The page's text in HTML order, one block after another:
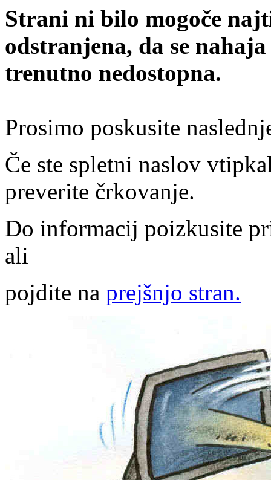
Strani ni bilo mogoče
odstranjena, da se
trenutno nedostopna.
Prosimo poskusite
Če ste spletni naslov
preverite črkovanje.
Do informacij poizkusite
ali
pojdite na prejšnjo stran.